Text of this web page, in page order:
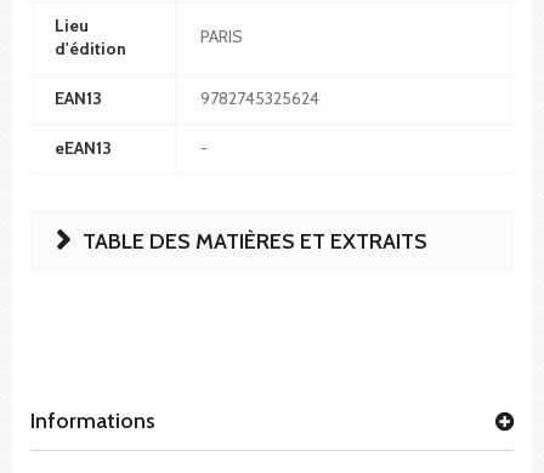
Lieu
d'édition
PARIS
EAN13 9782745325624
eEAN13 -
TABLE DES MATIÈRES ET EXTRAITS
Informations